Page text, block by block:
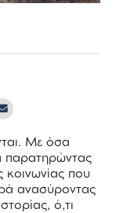
Με όσα
παρατηρώντας
κοινωνίας που
ανασύροντας
ό,τι